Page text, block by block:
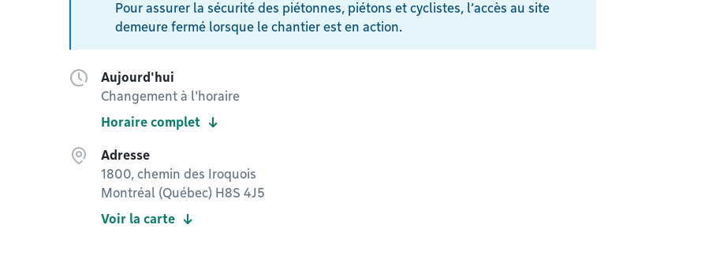
Pour assurer la sécurité des piétonnes, piétons et cyclistes, l’accès au site
demeure fermé lorsque le chantier est en action.
Aujourd'hui
Changement à l'horaire
Horaire complet
Adresse
1800, chemin des Iroquois
Montréal (Québec) H8S 4J5
Voir la carte